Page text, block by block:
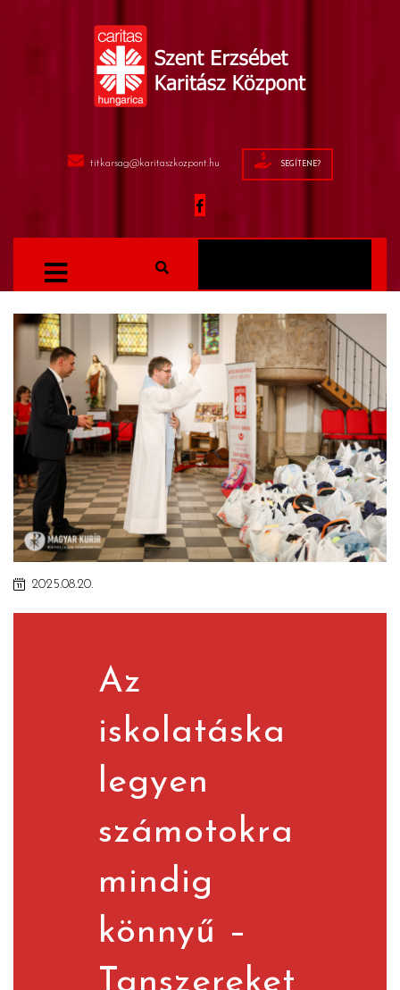
titkarsag@karitaszkozpont.hu SEGÍTENE?
2025.08.20.
Az
iskolatáska
legyen
számotokra
mindig
könnyű –